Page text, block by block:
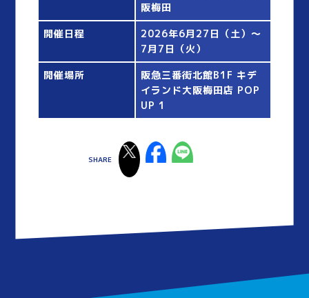
阪梅田
開催日程
2026年6月27日（土）〜
7月7日（火）
開催場所
阪急三番街北館B1F キデ
イランド大阪梅田店 POP
UP 1